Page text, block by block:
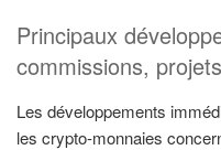
Principaux
commissions,
Les développements
les crypto-monnaies